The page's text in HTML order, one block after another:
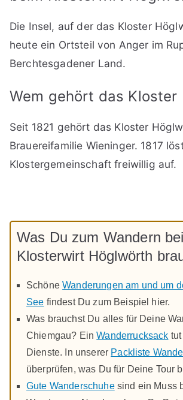
Die Insel, auf der das Kloster
heute ein Ortsteil von Anger im
Berchtesgadener Land.
Wem gehört das Kloster
Seit 1821 gehört das Kloster
Brauereifamilie Wieninger. 1817
Klostergemeinschaft freiwillig auf.
Was Du zum Wandern
Klosterwirt Höglwörth
SchöneWanderungen am und um
See findest Du zum Beispiel hier.
Was brauchst Du alles für Deine
Chiemgau? EinWanderrucksack
Dienste. In unserer Packliste
überprüfen, was Du für Deine Tour
Gute Wanderschuhesind ein Muss